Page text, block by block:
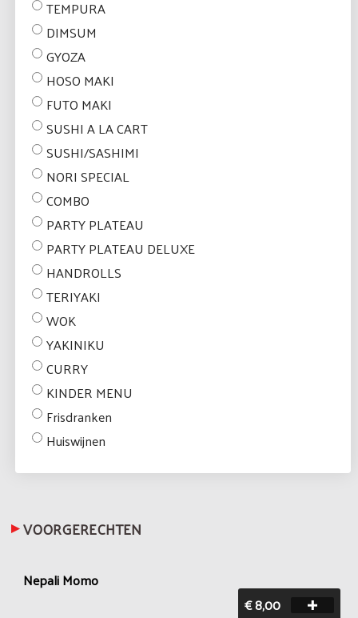
TEMPURA
DIMSUM
GYOZA
HOSO MAKI
FUTO MAKI
SUSHI A LA CART
SUSHI/SASHIMI
NORI SPECIAL
COMBO
PARTY PLATEAU
PARTY PLATEAU DELUXE
HANDROLLS
TERIYAKI
WOK
YAKINIKU
CURRY
KINDER MENU
Frisdranken
Huiswijnen
VOORGERECHTEN
Nepali Momo
€ 8,00